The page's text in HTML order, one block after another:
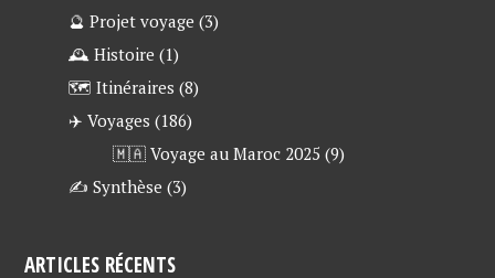
🔮 Projet voyage (3)
🕰 Histoire (1)
🗺 Itinéraires (8)
✈️ Voyages (186)
🇲🇦 Voyage au Maroc 2025 (9)
✍ Synthèse (3)
ARTICLES RÉCENTS